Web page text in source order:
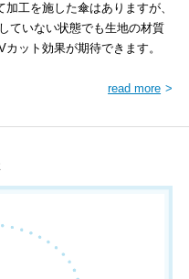
工を施した傘はありますが、
ていない状態でも生地の材質
ット効果が期待できます。
read more